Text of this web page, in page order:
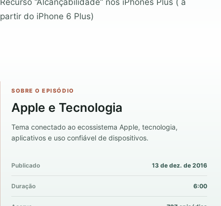
partir do iPhone 6 Plus)
SOBRE O EPISÓDIO
Apple e Tecnologia
Tema conectado ao ecossistema Apple, tecnologia,
aplicativos e uso confiável de dispositivos.
Publicado 13 de dez. de 2016
Duração 6:00